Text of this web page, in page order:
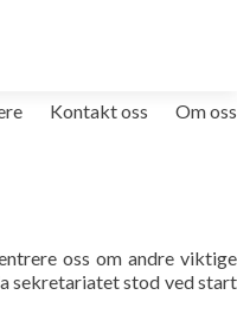
Kontakt oss Om oss
oss om andre viktige
sekretariatet stod ved start